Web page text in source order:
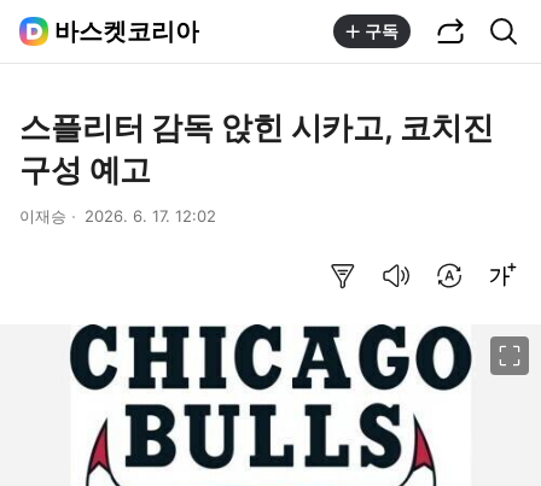
바스켓코리아 구독
스플리터 감독 앉힌 시카고, 코치진
구성 예고
이재승 2026. 6. 17. 12:02